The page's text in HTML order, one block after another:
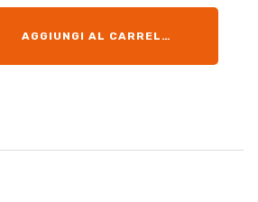
AGGIUNGI AL CARRELLO